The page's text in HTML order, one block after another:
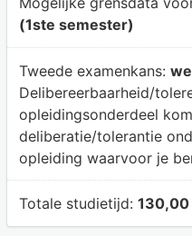
(1ste semester)
Tweede examenkans:
Delibereerbaarheid/
opleidingsonderdeel
deliberatie/tolerantie
opleiding waarvoor je
Totale studietijd: 130,00